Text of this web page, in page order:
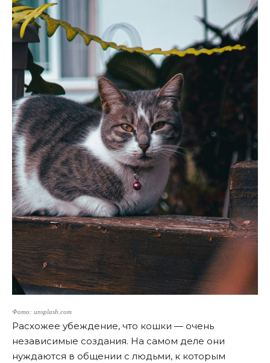
Фото: unsplash.com
Расхожее убеждение, что кошки — очень
независимые создания. На самом деле они
нуждаются в общении с людьми, к которым